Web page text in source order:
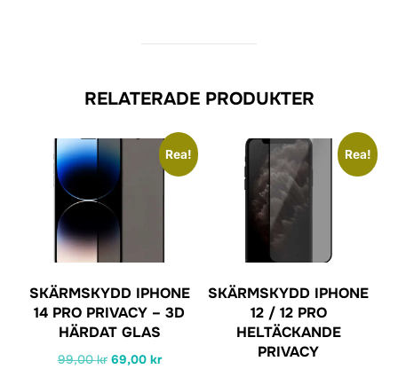
RELATERADE PRODUKTER
Rea!
SKÄRMSKYDD IPHONE
14 PRO PRIVACY – 3D
HÄRDAT GLAS
99,00kr Det
69,00 krDet
Rea!
SKÄRMSKYDD IPHONE
12 / 12 PRO
HELTÄCKANDE
PRIVACY